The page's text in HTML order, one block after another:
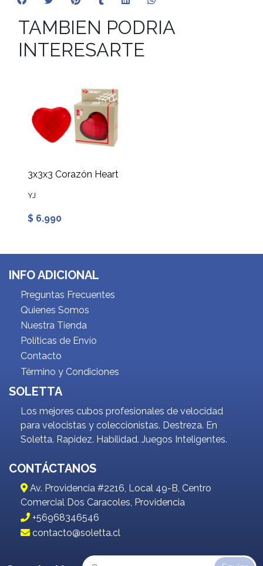
TAMBIEN PODRIA
INTERESARTE
3x3x3 Corazón Heart
YJ
$ 6.990
INFO ADICIONAL
Preguntas Frecuentes
Quienes Somos
Nuestra Tienda
Políticas de Envío
Contacto
Término y Condiciones
SOLETTA
Los mejores cubos profesionales de velocidad
para velocistas y coleccionistas. Destreza. En
Soletta. Rapidez. Habilidad. Juegos Inteligentes.
CONTÁCTANOS
Av. Providencia #2216, Local 49-B, Centro
Comercial Dos Caracoles, Providencia
+56968346546
contacto@soletta.cl